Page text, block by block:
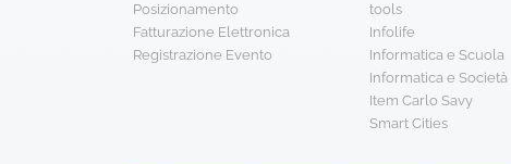
Posizionamento
Fatturazione Elettronica
Registrazione Evento
tools
Infolife
Informatica e Scuola
Informatica e Società
Item Carlo Savy
Smart Cities